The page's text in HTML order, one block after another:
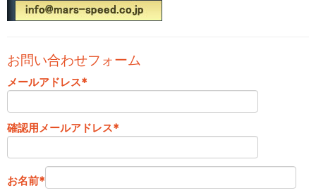
お問い合わせフォーム
メールアドレス*
確認用メールアドレス*
お名前*